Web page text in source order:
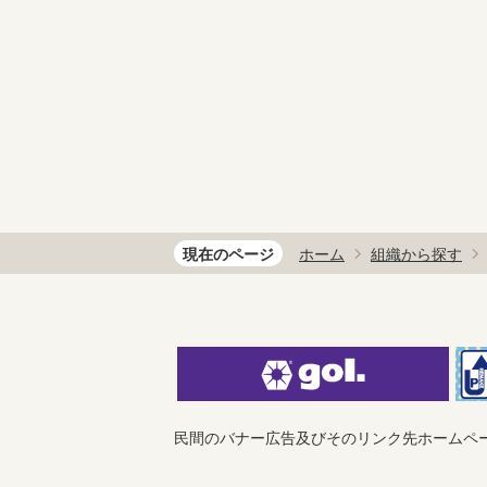
現在のページ ホーム 組織から探す
民間のバナー広告及びそのリンク先ホーム